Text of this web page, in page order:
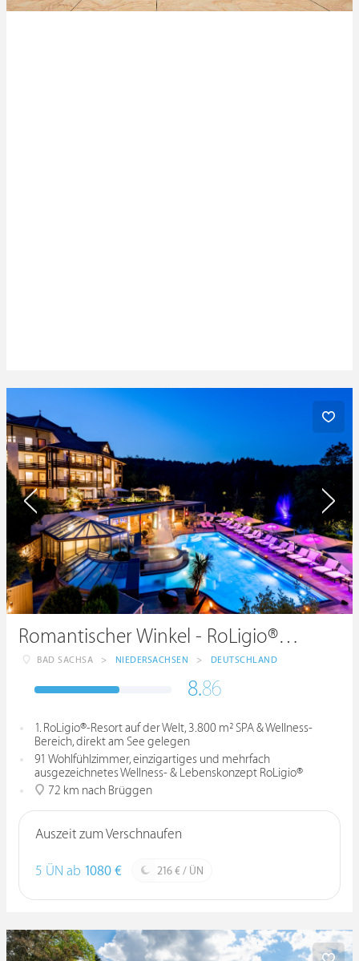
Romantischer Winkel - RoLigio® & Wellness Resort
BAD SACHSA > NIEDERSACHSEN > DEUTSCHLAND
8.86
1. RoLigio®-Resort auf der Welt, 3.800 m² SPA & Wellness-
Bereich, direkt am See gelegen
91 Wohlfühlzimmer, einzigartiges und mehrfach
ausgezeichnetes Wellness- & Lebenskonzept RoLigio®
72 km nach Brüggen
Auszeit zum Verschnaufen
5 ÜN ab 1080 € 216 € / ÜN